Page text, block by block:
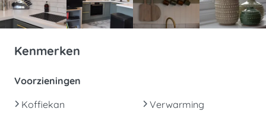
Kenmerken
Voorzieningen
Koffiekan
Verwarming